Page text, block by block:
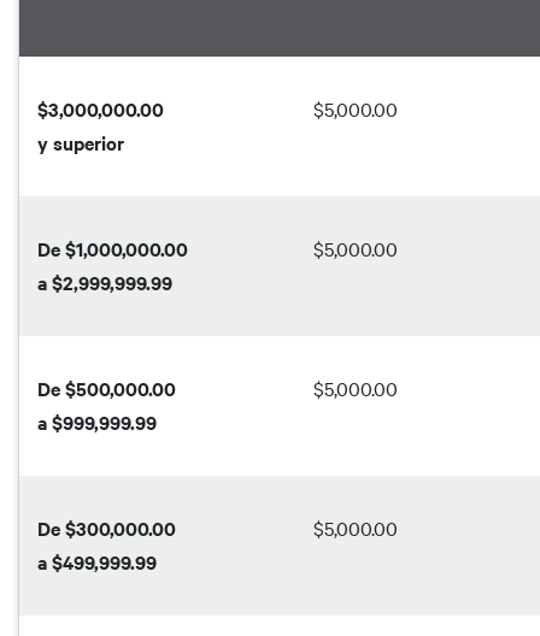
$3,000,000.00
y superior
$5,000.00
De $1,000,000.00
a $2,999,999.99
$5,000.00
De $500,000.00
a $999,999.99
$5,000.00
De $300,000.00
a $499,999.99
$5,000.00